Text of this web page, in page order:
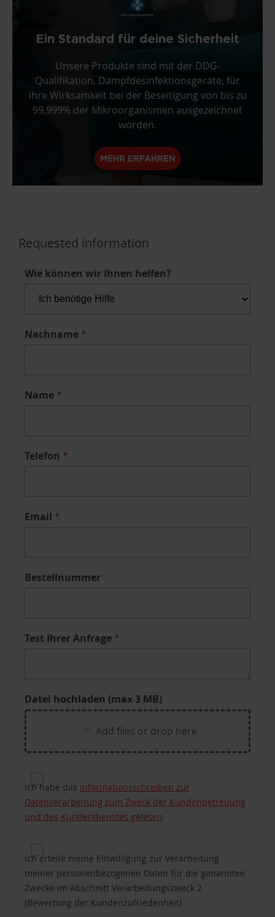
Ein Standard für deine Sicherheit
Unsere Produkte sind mit der DDG-
Qualifikation, Dampfdesinfektionsgeräte, für
ihre Wirksamkeit bei der Beseitigung von bis zu
99,999% der Mikroorganismen ausgezeichnet
worden.
MEHR ERFAHREN
Requested information
Wie können wir Ihnen helfen?
Nachname
Name
Telefon
Email
Bestellnummer
Test Ihrer Anfrage
Datei hochladen (max 3 MB)
Add files or drop here
Privacy for Processing of customers’ personal
Ich habe das Informationsschreiben zur
Datenverarbeitung zum Zweck der Kundenbetreuung
und des Kundendienstes gelesen
Privacy 2 for Purposes of processing B.2
Ich erteile meine Einwilligung zur Verarbeitung
meiner personenbezogenen Daten für die genannten
Zwecke im Abschnitt Verarbeitungszweck 2
(Bewertung der Kundenzufriedenheit)